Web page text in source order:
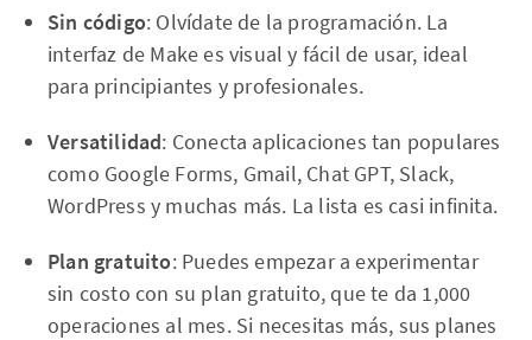
Sin código: Olvídate de la programación. La
interfaz de Make es visual y fácil de usar, ideal
para principiantes y profesionales.
Versatilidad: Conecta aplicaciones tan populares
como Google Forms, Gmail, Chat GPT, Slack,
WordPress y muchas más. La lista es casi infinita.
Plan gratuito: Puedes empezar a experimentar
sin costo con su plan gratuito, que te da 1,000
operaciones al mes. Si necesitas más, sus planes